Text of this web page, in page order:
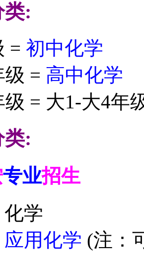
:
= 初中化学
级 = 高中化学
级 = 大1-大4年
:
专业招生
化学
应用化学 (注：